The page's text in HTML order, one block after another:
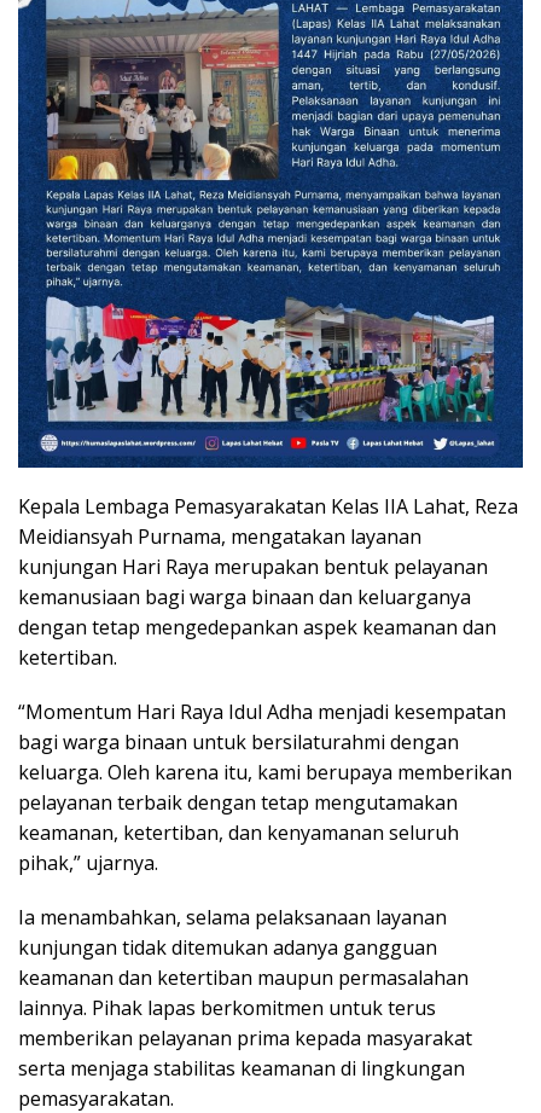
Kepala Lembaga Pemasyarakatan Kelas IIA Lahat, Reza
Meidiansyah Purnama, mengatakan layanan
kunjungan Hari Raya merupakan bentuk pelayanan
kemanusiaan bagi warga binaan dan keluarganya
dengan tetap mengedepankan aspek keamanan dan
ketertiban.
“Momentum Hari Raya Idul Adha menjadi kesempatan
bagi warga binaan untuk bersilaturahmi dengan
keluarga. Oleh karena itu, kami berupaya memberikan
pelayanan terbaik dengan tetap mengutamakan
keamanan, ketertiban, dan kenyamanan seluruh
pihak,” ujarnya.
Ia menambahkan, selama pelaksanaan layanan
kunjungan tidak ditemukan adanya gangguan
keamanan dan ketertiban maupun permasalahan
lainnya. Pihak lapas berkomitmen untuk terus
memberikan pelayanan prima kepada masyarakat
serta menjaga stabilitas keamanan di lingkungan
pemasyarakatan.